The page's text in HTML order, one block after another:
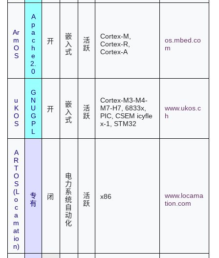
Ar
m
O
S
A
p
a
c
h
e
2.
0
开
嵌
入
式
活
跃
Cortex-M,
Cortex-R,
Cortex-A
os.mbed.co
m
u
K
O
S
G
N
U
G
P
L
开
嵌
入
式
活
跃
Cortex-M3-M4-
M7-H7, 6833x,
PIC, CSEM icyfle
x-1, STM32
www.ukos.c
h
A
R
T
O
S
(L
o
c
a
m
at
io
n)
专
有
闭
电
力
系
统
自
动
化
活
跃
x86
www.locama
tion.com